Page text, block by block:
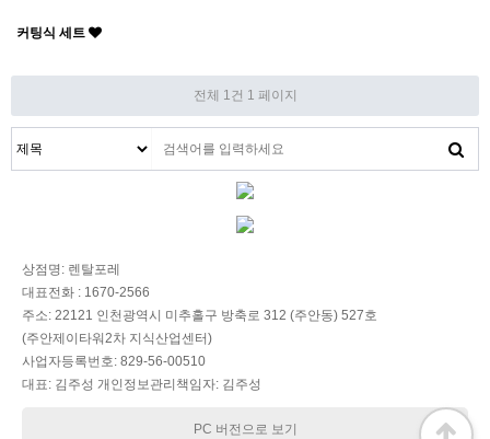
커팅식 세트
전체 1건 1 페이지
상점명: 렌탈포레
대표전화 : 1670-2566
주소: 22121 인천광역시 미추홀구 방축로 312 (주안동) 527호
(주안제이타워2차 지식산업센터)
사업자등록번호: 829-56-00510
대표: 김주성 개인정보관리책임자: 김주성
PC 버전으로 보기